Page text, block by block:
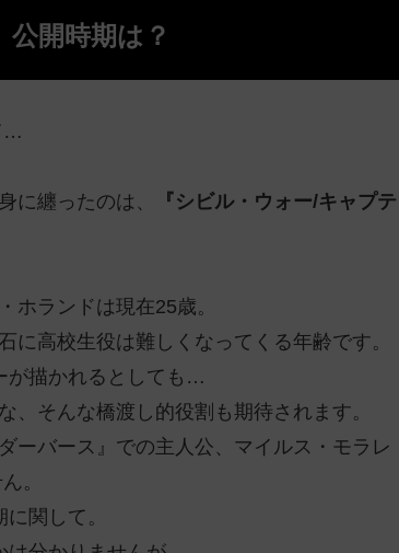
開時期は？
…
に纏ったのは、
『シビル・ウォー/キャプテ
ホランドは現在25歳。
高校生役は難しくなってくる年齢です。
が描かれるとしても…
、そんな橋渡し的役割も期待されます。
ーバース』での主人公、マイルス・モラレ
。
関して。